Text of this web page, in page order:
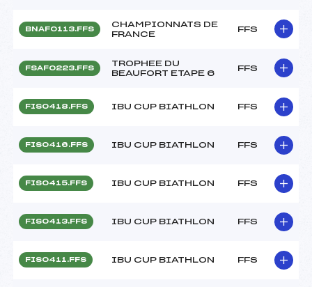
BNAF0113.FFS
CHAMPIONNATS DE
FRANCE
FFS
FSAF0223.FFS
TROPHEE DU
BEAUFORT ETAPE 6
FFS
FIS0418.FFS IBU CUP BIATHLON FFS
FIS0416.FFS IBU CUP BIATHLON FFS
FIS0415.FFS IBU CUP BIATHLON FFS
FIS0413.FFS IBU CUP BIATHLON FFS
FIS0411.FFS IBU CUP BIATHLON FFS